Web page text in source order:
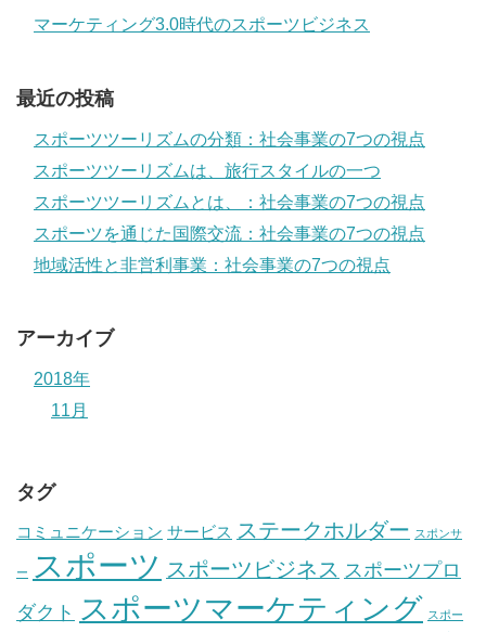
マーケティング3.0時代のスポーツビジネス
最近の投稿
スポーツツーリズムの分類：社会事業の7つの視点
スポーツツーリズムは、旅行スタイルの一つ
スポーツツーリズムとは、：社会事業の7つの視点
スポーツを通じた国際交流：社会事業の7つの視点
地域活性と非営利事業：社会事業の7つの視点
アーカイブ
2018年
11月
タグ
コミュニケーション サービス ステークホルダー スポンサ
ー スポーツ スポーツビジネス スポーツプロ
ダクト スポーツマーケティング スポー